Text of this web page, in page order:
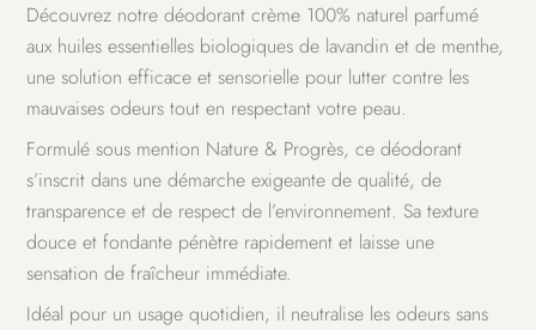
Découvrez notre déodorant crème 100% naturel parfumé
aux huiles essentielles biologiques de lavandin et de menthe,
une solution efficace et sensorielle pour lutter contre les
mauvaises odeurs tout en respectant votre peau.
Formulé sous mention Nature & Progrès, ce déodorant
s’inscrit dans une démarche exigeante de qualité, de
transparence et de respect de l’environnement. Sa texture
douce et fondante pénètre rapidement et laisse une
sensation de fraîcheur immédiate.
Idéal pour un usage quotidien, il neutralise les odeurs sans